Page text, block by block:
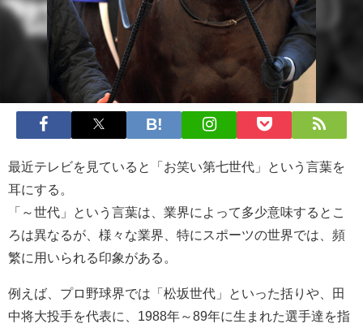
最近テレビを見ていると「お笑い第七世代」という言葉を
耳にする。
「～世代」という言葉は、業界によって多少意味するとこ
ろは異なるが、様々な業界、特にスポーツの世界では、頻
繁に用いられる印象がある。
例えば、プロ野球界では「松坂世代」といった括りや、田
中将大投手を代表に、1988年～89年に生まれた選手達を指